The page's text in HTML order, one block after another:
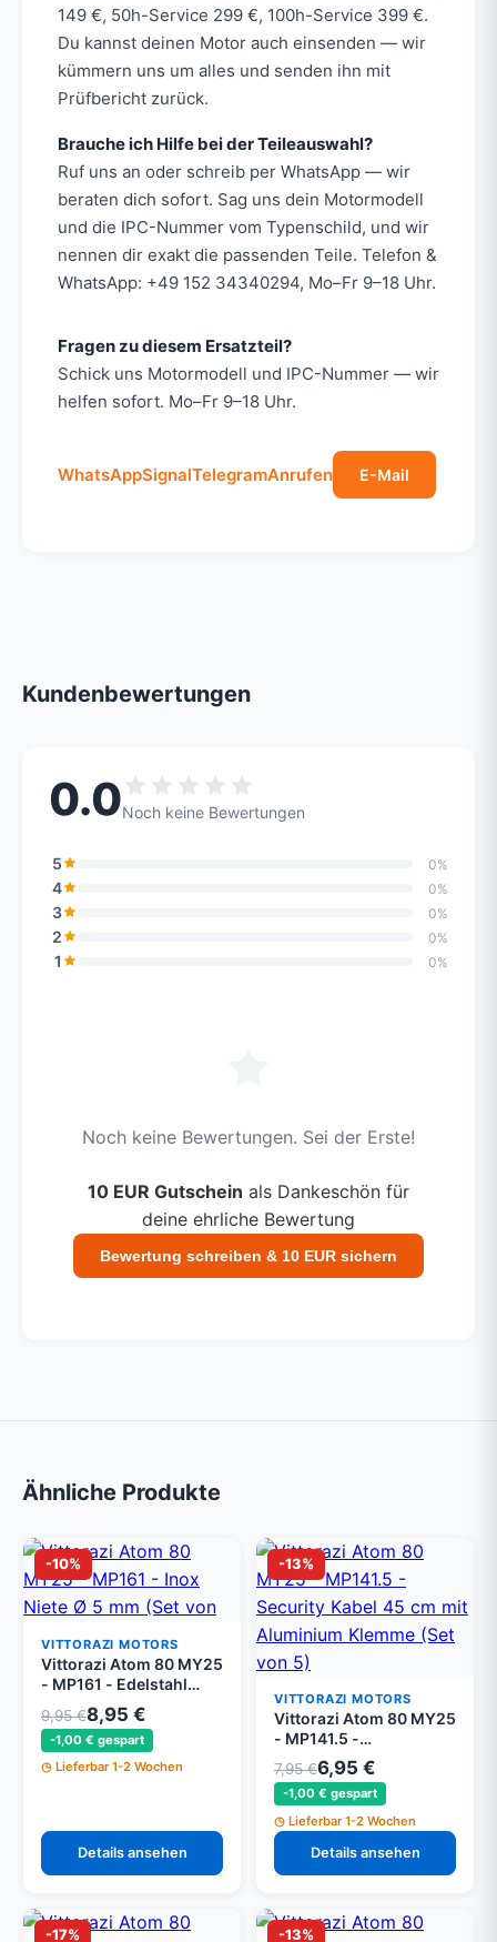
149 €, 50h-Service 299 €, 100h-Service 399 €.
Du kannst deinen Motor auch einsenden — wir
kümmern uns um alles und senden ihn mit
Prüfbericht zurück.
Brauche ich Hilfe bei der Teileauswahl?
Ruf uns an oder schreib per WhatsApp — wir
beraten dich sofort. Sag uns dein Motormodell
und die IPC-Nummer vom Typenschild, und wir
nennen dir exakt die passenden Teile. Telefon &
WhatsApp: +49 152 34340294, Mo–Fr 9–18 Uhr.
Fragen zu diesem Ersatzteil?
Schick uns Motormodell und IPC-Nummer — wir
helfen sofort. Mo–Fr 9–18 Uhr.
WhatsAppSignalTelegramAnrufen E-Mail
Kundenbewertungen
0.0Noch keine Bewertungen
5 0%
4 0%
3 0%
2 0%
1 0%
Noch keine Bewertungen. Sei der Erste!
10 EUR Gutschein als Dankeschön für
deine ehrliche Bewertung
Bewertung schreiben & 10 EUR sichern
Ähnliche Produkte
-10%
VITTORAZI MOTORS
Vittorazi Atom 80 MY25
- MP161 - Edelstahl
Niete Ø 5 mm (Set von
10)
9,95 €8,95 €
-1,00 € gespart
Lieferbar 1-2 Wochen
Details ansehen
-13%
VITTORAZI MOTORS
Vittorazi Atom 80 MY25
- MP141.5 -
Sicherheitskabel 45 cm
mit Aluminium Klemme
(Set von 5)
7,95 €6,95 €
-1,00 € gespart
Lieferbar 1-2 Wochen
Details ansehen
-17% -13%